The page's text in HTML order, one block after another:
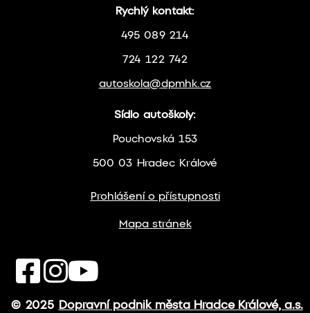
Prohlášení o přístupnosti
Mapa stránek
Rychlý kontakt:
495 089 214
724 122 742
autoskola@dpmhk.cz
Sídlo autoškoly:
Pouchovská 153
500 03 Hradec Králové
© 2025 Dopravní podnik města Hradce Králové, a.s.